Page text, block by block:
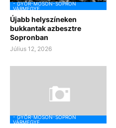
- GYŐR-MOSON-SOPRON
VÁRMEGYE
Újabb helyszíneken
bukkantak azbesztre
Sopronban
Július 12, 2026
- GYŐR-MOSON-SOPRON
VÁRMEGYE